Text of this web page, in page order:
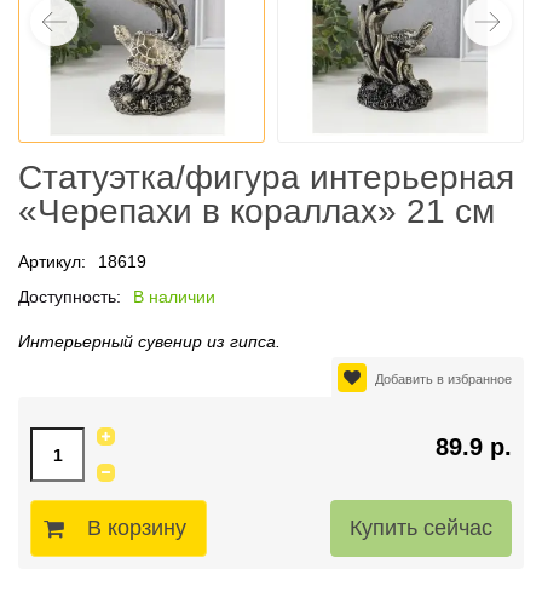
Статуэтка/фигура интерьерная
«Черепахи в кораллах» 21 см
Артикул:
18619
Доступность:
В наличии
Интерьерный сувенир из гипса.
Добавить в избранное
89.9 р.
В корзину